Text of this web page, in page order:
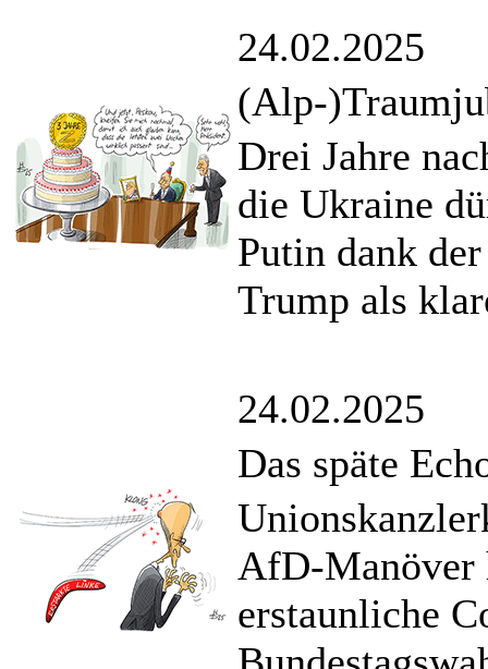
24.02.2025
(Alp-
Drei Jahre
die Ukraine
Putin dank
Trump als
24.02.2025
Das späte
AfD-Manöver
erstaunliche